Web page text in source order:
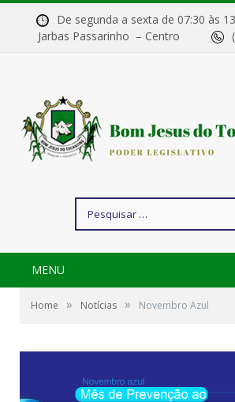
De segunda a sexta de 07:30
Jarbas Passarinho – Centro
por:
MENU
Home » Notícias » Novembro Azul